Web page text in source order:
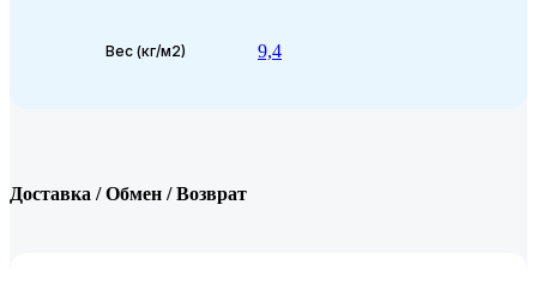
Вес (кг/м2) 9,4
Доставка / Обмен / Возврат